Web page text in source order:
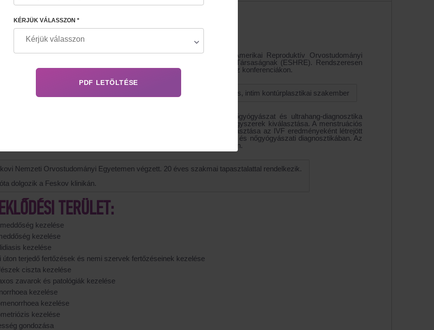
Ukrán Reproduktív Orvostudományi Szövetségnek (UARM) és az Amerikai Reproduktív Orvostudományi
(ASRM). Tagja az Európai Humán Reprodukciós és Embriológiai Társaságnak (ESHRE). Rendszeresen
munkákat ukrán és külföldi orvosi folyóiratokban, és részt vesz konferenciákon.
nőgyógyász, nőgyógyász-reproduktológus, ultrahang-diagnosztikai orvos, intim kontúrplasztikai szakember
szakember az in vitro megtermékenyítés (IVF), petesejt-donáció, nőgyógyászat és ultrahang-diagnosztika
Szakterületei közé tartozik az IVF programra való felkészítés és a gyógyszerek kiválasztása. A menstruációs
az endometrium előkészítése. Gyógyszeres támogatás kiválasztása az IVF eredményeként létrejött
Terhesség gondozása és szülés levezetése. Szakértő a szülészeti és nőgyógyászati diagnosztikában. Az
csak etikai megfontolások alapján dolgozik a reprodukció területén.
Nemzeti Orvostudományi Egyetemen végzett. 20 éves szakmai tapasztalattal rendelkezik.
dolgozik a Feskov klinikán.
TERÜLET:
kezelése
kezelése
kezelése
úton terjedő fertőzések és nemi szervek fertőzéseinek kezelése
ciszta kezelése
zavarok és patológiák kezelése
kezelése
kezelése
kezelése
gondozása
KÉRJÜK VÁLASSZON *